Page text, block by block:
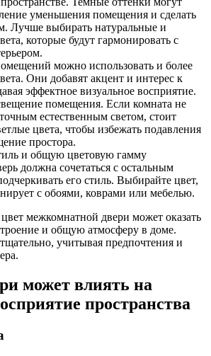
уменьшения помещения и сделать
Лучше выбирать натуральные и
которые будут гармонировать с
можно использовать и более
Они добавят акцент и интерес к
эффектное визуальное восприятие.
помещения. Если комната не
естественным светом, стоит
цвета, чтобы избежать подавления
простора.
и общую цветовую гамму
должна сочетаться с остальным
его стиль. Выбирайте цвет,
с обоями, коврами или мебелью.
межкомнатной двери может оказать
и общую атмосферу в доме.
учитывая предпочтения и
может влиять на
пространства